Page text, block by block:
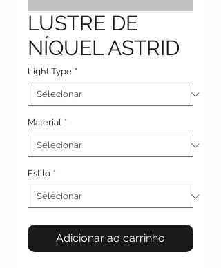
LUSTRE DE
NÍQUEL ASTRID
Light Type *
Material *
Estilo *
Adicionar ao carrinho